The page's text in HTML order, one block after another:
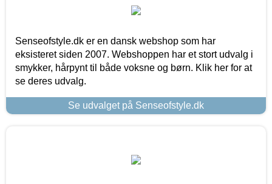
Senseofstyle.dk er en dansk webshop som har
eksisteret siden 2007. Webshoppen har et stort udvalg i
smykker, hårpynt til både voksne og børn. Klik her for at
se deres udvalg.
Se udvalget på Senseofstyle.dk